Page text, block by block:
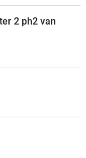
2 ph2 van